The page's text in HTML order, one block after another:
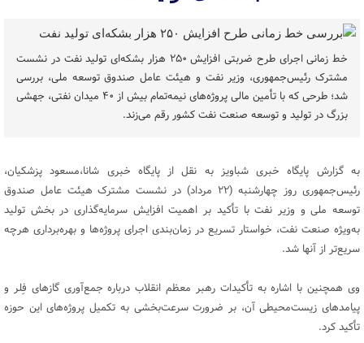
خط زمانی اجرای طرح ضربتی افزایش ۲۵۰ هزار بشکه‌ای تولید نفت در نشست
مشترک رئیس‌جمهوری، وزیر نفت و هیئت عامل صندوق توسعه ملی، بررسی
شد؛ طرحی که با تأمین مالی پروژه‌های نیمه‌تمام بیش از ۴۰ میدان نفتی، جهشی
بزرگ در تولید و توسعه صنعت نفت کشور رقم می‌زند.
به گزارش پایگاه خبری شباویز به نقل از پایگاه خبری شانا،مسعود پزشکیان،
رئیس‌جمهوری روز چهارشنبه (۲۲ مرداد) در نشست مشترک هیئت عامل صندوق
توسعه ملی و وزیر نفت با تأکید بر اهمیت افزایش سرمایه‌گذاری در بخش تولید
به‌ویژه صنعت نفت، خواستار تسریع در زمان‌بندی اجرای پروژه‌ها و بهره‌برداری هرچه
سریع‌تر از آنها شد.
وی همچنین با اشاره به تأکیدات رهبر معظم انقلاب درباره جمع‌آوری گازهای فِلر و
پیامدهای زیست‌محیطی آن، بر ضرورت سرعت‌بخشی به تکمیل پروژه‌های این حوزه
تأکید کرد.